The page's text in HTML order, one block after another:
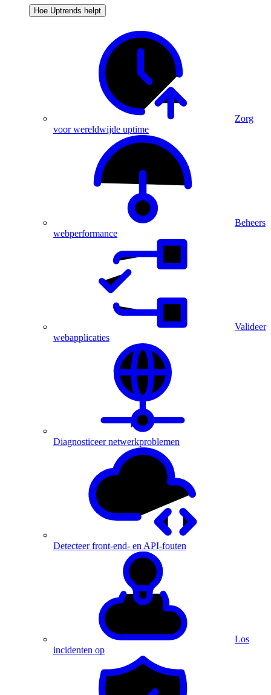
Hoe Uptrends helpt
Zorg
voor wereldwijde uptime
Beheers
webperformance
Valideer
webapplicaties
Diagnosticeer netwerkproblemen
Detecteer front-end- en API-fouten
Los
incidenten op